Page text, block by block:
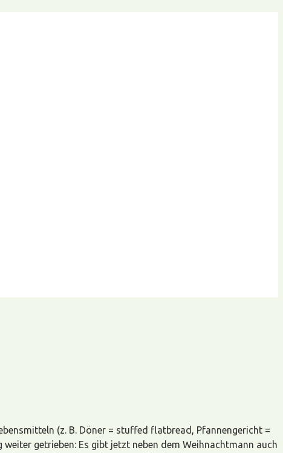
(z. B. Döner = stuffed flatbread, Pfannengericht =
getrieben: Es gibt jetzt neben dem Weihnachtmann auch